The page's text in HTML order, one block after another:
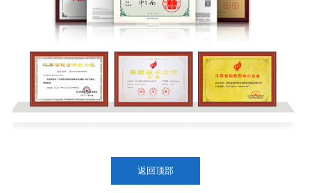
返回顶部